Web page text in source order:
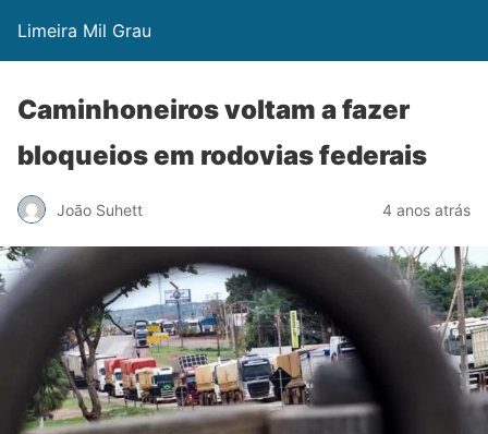
Limeira Mil Grau
Caminhoneiros voltam a fazer
bloqueios em rodovias federais
João Suhett 4 anos atrás